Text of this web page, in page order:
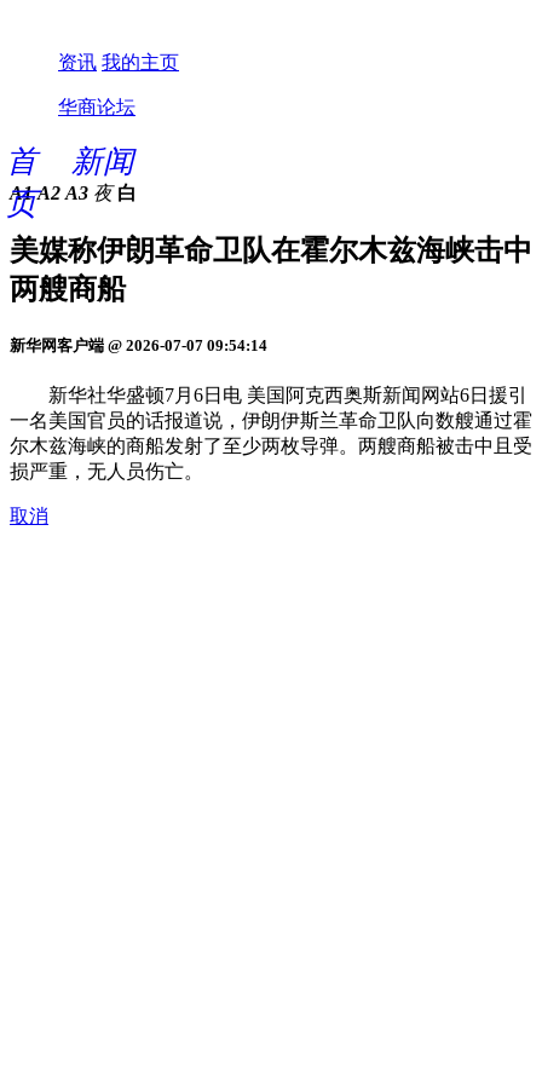
资讯 我的主页
华商论坛
首
页
新闻
A1 A2 A3 夜 白
美媒称伊朗革命卫队在霍尔木兹海峡击中
两艘商船
新华网客户端 @ 2026-07-07 09:54:14
新华社华盛顿7月6日电 美国阿克西奥斯新闻网站6日援引
一名美国官员的话报道说，伊朗伊斯兰革命卫队向数艘通过霍
尔木兹海峡的商船发射了至少两枚导弹。两艘商船被击中且受
损严重，无人员伤亡。
取消